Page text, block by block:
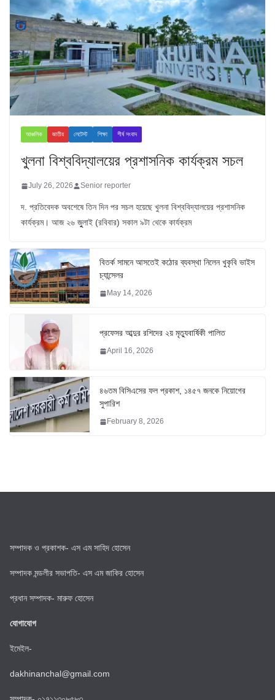
আঞ্চলিক জাতীয় লেটেস্ট শিক্ষা শীর্ষ সংবাদ
খুলনা বিশ্ববিদ্যালয়ের প্রশাসনিক কার্যক্রম সচল
July 26, 2026 Senior reporter
দ. প্রতিবেদক অবশেষে তিন দিন পর সচল হয়েছে খুলনা বিশ্ববিদ্যালয়ের প্রশাসনিক
কার্যক্রম। আজ ২৬ জুুলাই (রবিবার) সকাল ৯টা থেকে কার্যক্রম
বিতর্ক সামনে আসতেই কঠোর ব্যবস্থা নিলেন খুকৃবি ভাইস
চ্যান্সেলর
May 14, 2026
প্রফেসর আব্দুর রশিদের ২য় মৃত্যুবার্ষিকী পালিত
April 16, 2026
৪৬তম বিসিএসের ফল প্রকাশ, ১৪৫৭ জনকে নিয়োগের
সুপারিশ
February 8, 2026
সম্পাদক ও প্রকাশক- এস এম সাহিদ হোসেন
সম্পাদক মন্ডলীর সভাপতি- এস এম জাকির হোসেন
প্রধান সম্পাদক- মারুফ হোসেন
যোগাযোগ
ইমেইল-
dakhinanchal@gmail.com